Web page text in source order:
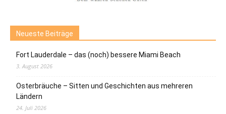
Neueste Beiträge
Fort Lauderdale – das (noch) bessere Miami Beach
3. August 2026
Osterbräuche – Sitten und Geschichten aus mehreren
Ländern
24. Juli 2026